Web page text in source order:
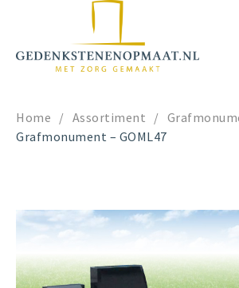
Home / Assortiment /
Grafmonument – GOML47